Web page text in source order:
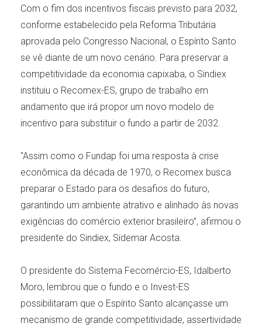
Com o fim dos incentivos fiscais previsto para 2032,
conforme estabelecido pela Reforma Tributária
aprovada pelo Congresso Nacional, o Espírito Santo
se vê diante de um novo cenário. Para preservar a
competitividade da economia capixaba, o Sindiex
instituiu o Recomex-ES, grupo de trabalho em
andamento que irá propor um novo modelo de
incentivo para substituir o fundo a partir de 2032.
"Assim como o Fundap foi uma resposta à crise
econômica da década de 1970, o Recomex busca
preparar o Estado para os desafios do futuro,
garantindo um ambiente atrativo e alinhado às novas
exigências do comércio exterior brasileiro”, afirmou o
presidente do Sindiex, Sidemar Acosta.
O presidente do Sistema Fecomércio-ES, Idalberto
Moro, lembrou que o fundo e o Invest-ES
possibilitaram que o Espírito Santo alcançasse um
mecanismo de grande competitividade, assertividade